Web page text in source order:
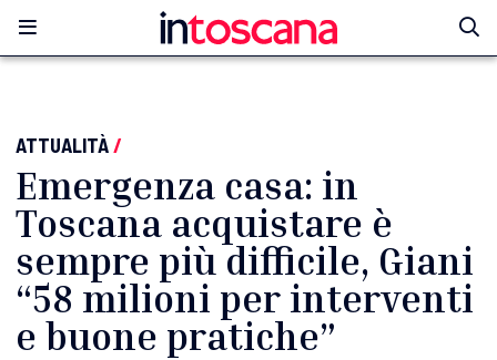
ATTUALITÀ/
Emergenza casa: in
Toscana acquistare è
sempre più difficile, Giani
“58 milioni per interventi
e buone pratiche”